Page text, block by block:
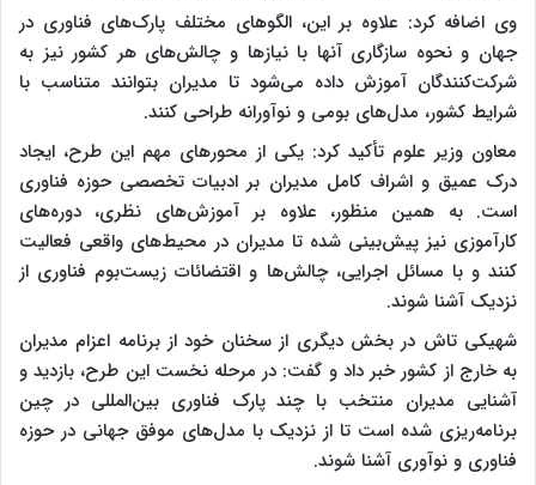
وی اضافه کرد: علاوه بر این، الگوهای مختلف پارک‌های فناوری در
جهان و نحوه سازگاری آنها با نیازها و چالش‌های هر کشور نیز به
شرکت‌کنندگان آموزش داده می‌شود تا مدیران بتوانند متناسب با
شرایط کشور، مدل‌های بومی و نوآورانه طراحی کنند.
معاون وزیر علوم تأکید کرد: یکی از محورهای مهم این طرح، ایجاد
درک عمیق و اشراف کامل مدیران بر ادبیات تخصصی حوزه فناوری
است. به همین منظور، علاوه بر آموزش‌های نظری، دوره‌های
کارآموزی نیز پیش‌بینی شده تا مدیران در محیط‌های واقعی فعالیت
کنند و با مسائل اجرایی، چالش‌ها و اقتضائات زیست‌بوم فناوری از
نزدیک آشنا شوند.
شهیکی تاش در بخش دیگری از سخنان خود از برنامه اعزام مدیران
به خارج از کشور خبر داد و گفت: در مرحله نخست این طرح، بازدید و
آشنایی مدیران منتخب با چند پارک فناوری بین‌المللی در چین
برنامه‌ریزی شده است تا از نزدیک با مدل‌های موفق جهانی در حوزه
فناوری و نوآوری آشنا شوند.